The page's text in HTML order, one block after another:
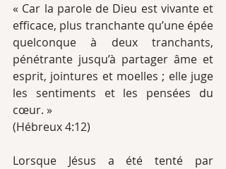
« Car la parole de Dieu est vivante et
efficace, plus tranchante qu’une épée
quelconque à deux tranchants,
pénétrante jusqu’à partager âme et
esprit, jointures et moelles ; elle juge
les sentiments et les pensées du
cœur. »
(Hébreux 4:12)
Lorsque Jésus a été tenté par